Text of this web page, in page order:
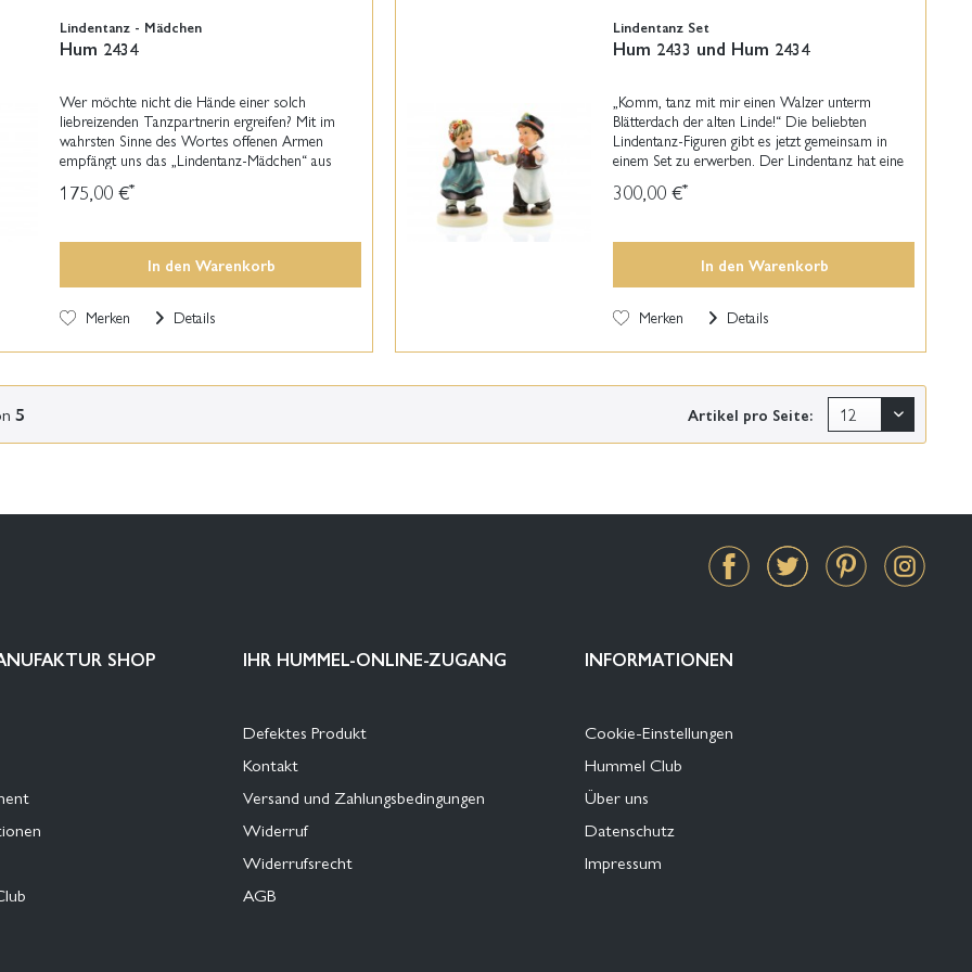
Lindentanz - Mädchen
Hum 2434
Wer möchte nicht die Hände einer solch
liebreizenden Tanzpartnerin ergreifen? Mit im
wahrsten Sinne des Wortes offenen Armen
empfängt uns das „Lindentanz-Mädchen“ aus
wurde Modelleurin Marion...
175,00 €*
In den Warenkorb
Merken Details
Lindentanz Set
Hum 2433 und Hum 2434
„Komm, tanz mit mir einen Walzer unterm
Blätterdach der alten Linde!“ Die beliebten
Lindentanz-Figuren gibt es jetzt gemeinsam in
einem Set zu erwerben. Der Lindentanz hat eine
sich eine...
300,00 €*
In den Warenkorb
Merken Details
5 Artikel pro Seite:
SHOP IHR HUMMEL-ONLINE-ZUGANG
Defektes Produkt
Kontakt
Versand und Zahlungsbedingungen
Widerruf
Widerrufsrecht
AGB
INFORMATIONEN
Cookie-Einstellungen
Hummel Club
Über uns
Datenschutz
Impressum